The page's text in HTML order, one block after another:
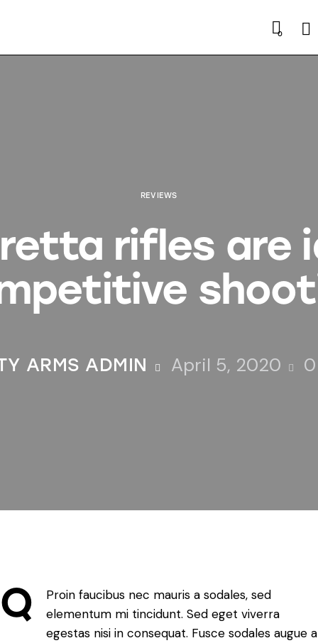
0
REVIEWS
rifles are
ARMS ADMIN April 5, 2020 0
Q
Proin faucibus nec mauris a sodales, sed
elementum mi tincidunt. Sed eget viverra
egestas nisi in consequat. Fusce sodales augue a